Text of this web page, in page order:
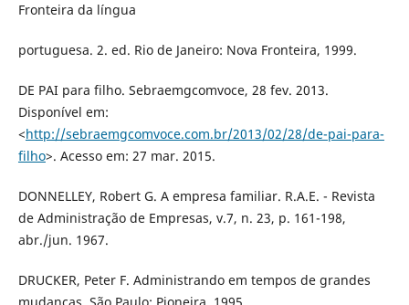
Fronteira da língua
portuguesa. 2. ed. Rio de Janeiro: Nova Fronteira, 1999.
DE PAI para filho. Sebraemgcomvoce, 28 fev. 2013.
Disponível em:
<http://sebraemgcomvoce.com.br/2013/02/28/de-pai-para-
filho>. Acesso em: 27 mar. 2015.
DONNELLEY, Robert G. A empresa familiar. R.A.E. - Revista
de Administração de Empresas, v.7, n. 23, p. 161-198,
abr./jun. 1967.
DRUCKER, Peter F. Administrando em tempos de grandes